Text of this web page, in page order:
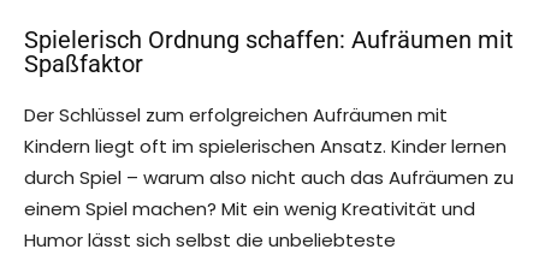
Spielerisch Ordnung schaffen: Aufräumen mit
Spaßfaktor
Der Schlüssel zum erfolgreichen Aufräumen mit
Kindern liegt oft im spielerischen Ansatz. Kinder lernen
durch Spiel – warum also nicht auch das Aufräumen zu
einem Spiel machen? Mit ein wenig Kreativität und
Humor lässt sich selbst die unbeliebteste